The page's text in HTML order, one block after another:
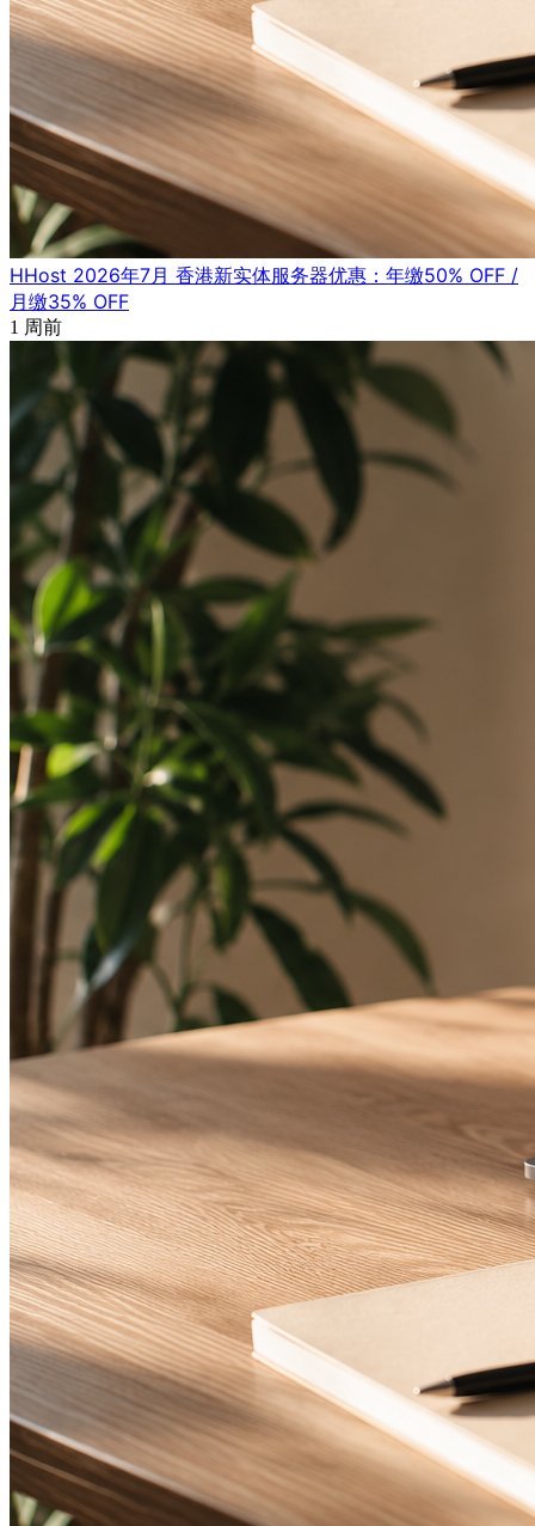
HHost 2026年7月 香港新实体服务器优惠：年缴50% OFF /
月缴35% OFF
1 周前